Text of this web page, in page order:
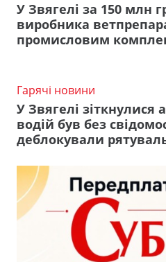
У Звягелі за 150 млн
виробника
промисловим
Гарячі новини
У Звягелі зіткнулися
водій був без
деблокували